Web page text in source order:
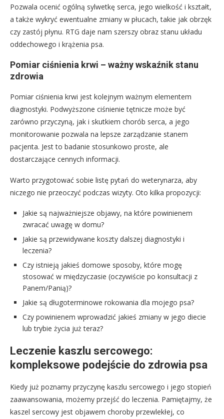
Pozwala ocenić ogólną sylwetkę serca, jego wielkość i kształt,
a także wykryć ewentualne zmiany w płucach, takie jak obrzęk
czy zastój płynu. RTG daje nam szerszy obraz stanu układu
oddechowego i krążenia psa.
Pomiar ciśnienia krwi – ważny wskaźnik stanu
zdrowia
Pomiar ciśnienia krwi jest kolejnym ważnym elementem
diagnostyki. Podwyższone ciśnienie tętnicze może być
zarówno przyczyną, jak i skutkiem chorób serca, a jego
monitorowanie pozwala na lepsze zarządzanie stanem
pacjenta. Jest to badanie stosunkowo proste, ale
dostarczające cennych informacji.
Warto przygotować sobie listę pytań do weterynarza, aby
niczego nie przeoczyć podczas wizyty. Oto kilka propozycji:
Jakie są najważniejsze objawy, na które powinienem
zwracać uwagę w domu?
Jakie są przewidywane koszty dalszej diagnostyki i
leczenia?
Czy istnieją jakieś domowe sposoby, które mogę
stosować w międzyczasie (oczywiście po konsultacji z
Panem/Panią)?
Jakie są długoterminowe rokowania dla mojego psa?
Czy powinienem wprowadzić jakieś zmiany w jego diecie
lub trybie życia już teraz?
Leczenie kaszlu sercowego:
kompleksowe podejście do zdrowia psa
Kiedy już poznamy przyczynę kaszlu sercowego i jego stopień
zaawansowania, możemy przejść do leczenia. Pamiętajmy, że
kaszel sercowy jest objawem choroby przewlekłej, co